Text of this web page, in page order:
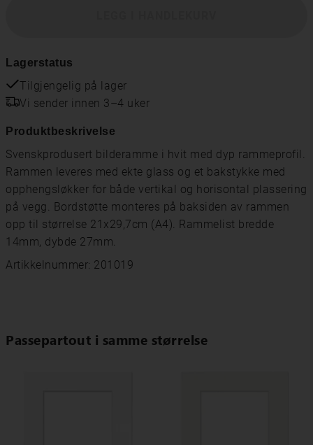
Lagerstatus
Tilgjengelig på lager
Vi sender innen 3–4 uker
Produktbeskrivelse
Svenskprodusert bilderamme i hvit med dyp rammeprofil.
Rammen leveres med ekte glass og et bakstykke med
opphengsløkker for både vertikal og horisontal plassering
på vegg. Bordstøtte monteres på baksiden av rammen
opp til størrelse 21x29,7cm (A4). Rammelist bredde
14mm, dybde 27mm.
Artikkelnummer: 201019
Passepartout i samme størrelse